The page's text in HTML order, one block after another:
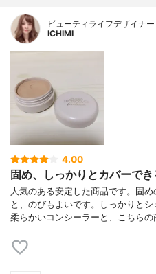
ビューティライフデザイナ
ICHIMI
4.00
固め、しっかりとカバーでき
人気のある安定した商品です。固
と、のびもよいです。しっかりと
柔らかいコンシーラーと、こちら